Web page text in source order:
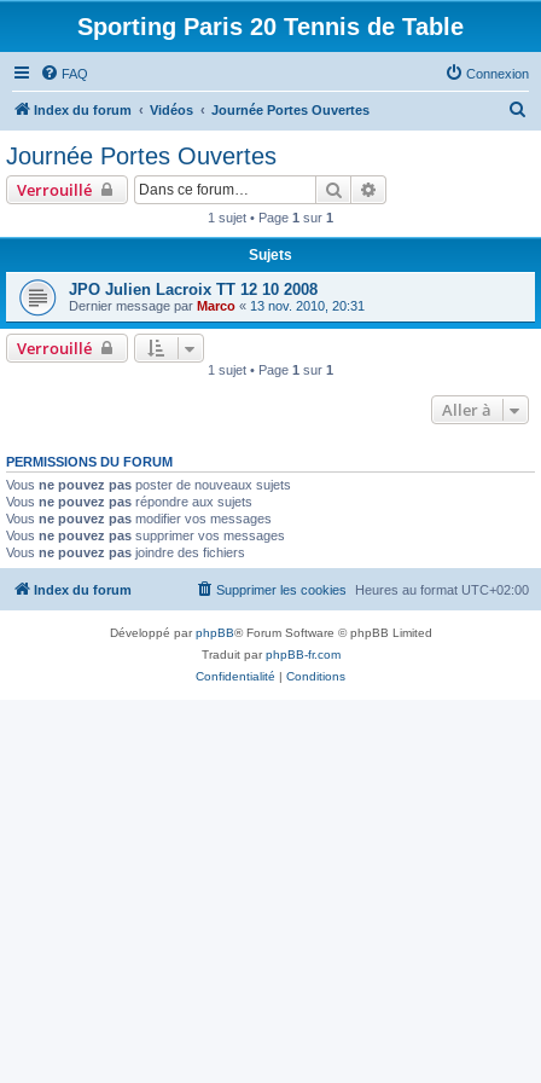
Sporting Paris 20 Tennis de Table
FAQ Connexion
Index du forum Vidéos Journée Portes Ouvertes
Journée Portes Ouvertes
Verrouillé Rechercher
1 sujet • Page 1 sur 1
Sujets
JPO Julien Lacroix TT 12 10 2008
Dernier message par Marco « 13 nov. 2010, 20:31
Verrouillé
1 sujet • Page 1 sur 1
Aller à
PERMISSIONS DU FORUM
Vous ne pouvez pas poster de nouveaux sujets
Vous ne pouvez pas répondre aux sujets
Vous ne pouvez pas modifier vos messages
Vous ne pouvez pas supprimer vos messages
Vous ne pouvez pas joindre des fichiers
Index du forum Heures au format UTC+02:00
Supprimer les cookies
Développé parphpBB® Forum Software © phpBB Limited
Traduit parphpBB-fr.com
Confidentialité | Conditions